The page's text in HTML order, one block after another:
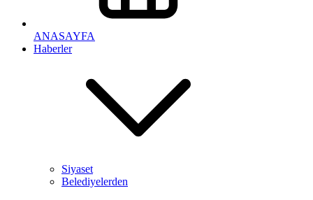
ANASAYFA
Haberler
Siyaset
Belediyelerden